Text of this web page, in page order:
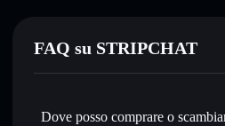
FAQ su STRIPCHAT
Dove posso comprare o